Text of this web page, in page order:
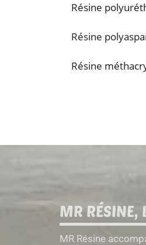
Résine
Résine
Résine
MR RÉSINE,
MR Résine